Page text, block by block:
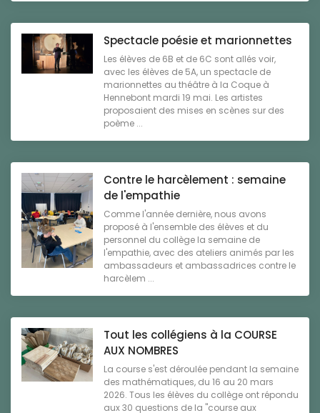
Spectacle poésie et marionnettes
Les élèves de 6B et de 6C sont allés voir,
avec les élèves de 5A, un spectacle de
marionnettes au théâtre à la Coque à
Hennebont mardi 19 mai. Les artistes
proposaient des mises en scènes sur des
poème ...
Contre le harcèlement : semaine
de l'empathie
Comme l'année dernière, nous avons
proposé à l'ensemble des élèves et du
personnel du collège la semaine de
l'empathie, avec des ateliers animés par les
ambassadeurs et ambassadrices contre le
harcèlem ...
Tout les collégiens à la COURSE
AUX NOMBRES
La course s'est déroulée pendant la semaine
des mathématiques, du 16 au 20 mars
2026. Tous les élèves du collège ont répondu
aux 30 questions de la "course aux